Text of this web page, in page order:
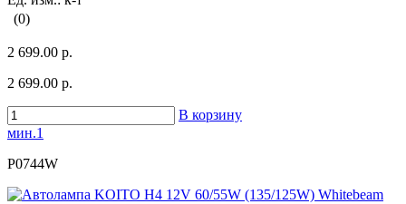
(0)
2 699.00 р.
2 699.00 р.
В корзину
мин.1
P0744W